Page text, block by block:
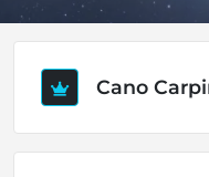
Cano